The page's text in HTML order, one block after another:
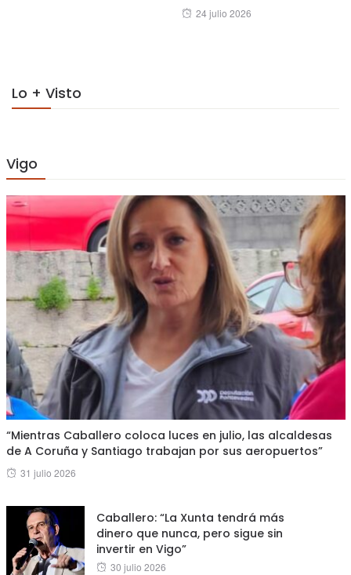
Posted
24 julio 2026
Lo + Visto
Vigo
“Mientras Caballero coloca luces en julio, las alcaldesas
de A Coruña y Santiago trabajan por sus aeropuertos”
Posted
31 julio 2026
Caballero: “La Xunta tendrá más
dinero que nunca, pero sigue sin
invertir en Vigo”
Posted
30 julio 2026